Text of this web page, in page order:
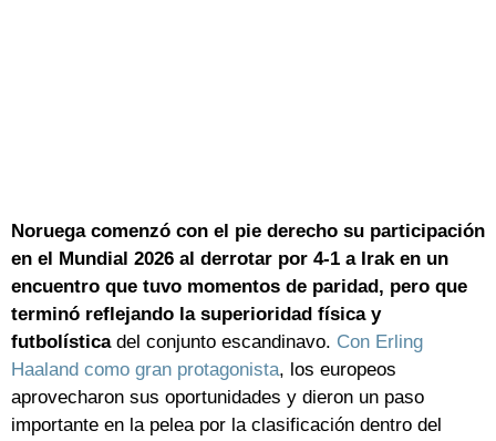
Noruega comenzó con el pie derecho su participación
en el Mundial 2026 al derrotar por 4-1 a Irak en un
encuentro que tuvo momentos de paridad, pero que
terminó reflejando la superioridad física y
futbolísticadel conjunto escandinavo. Con Erling
Haaland como gran protagonista, los europeos
aprovecharon sus oportunidades y dieron un paso
importante en la pelea por la clasificación dentro del